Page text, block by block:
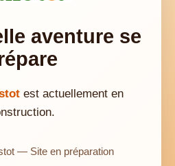
aventure se
est actuellement en
— Site en préparation